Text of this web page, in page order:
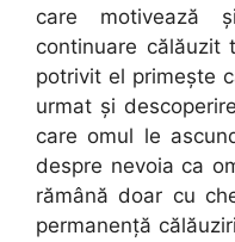
care motivează
continuare călăuzit
potrivit el primeşte
urmat şi
care omul le
despre nevoia ca
rămână doar cu
permanenţă